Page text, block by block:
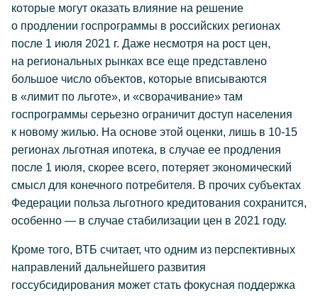
которые могут оказать влияние на решение
о продлении госпрограммы в российских регионах
после 1 июля 2021 г. Даже несмотря на рост цен,
на региональных рынках все еще представлено
большое число объектов, которые вписываются
в «лимит по льготе», и «сворачивание» там
госпрограммы серьезно ограничит доступ населения
к новому жилью. На основе этой оценки, лишь в 10-15
регионах льготная ипотека, в случае ее продления
после 1 июля, скорее всего, потеряет экономический
смысл для конечного потребителя. В прочих субъектах
Федерации польза льготного кредитования сохранится,
особенно — в случае стабилизации цен в 2021 году.
Кроме того, ВТБ считает, что одним из перспективных
направлений дальнейшего развития
госсубсидирования может стать фокусная поддержка